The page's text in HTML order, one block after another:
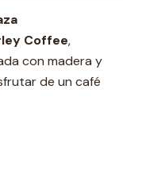
Coffee,
con madera y
de un café